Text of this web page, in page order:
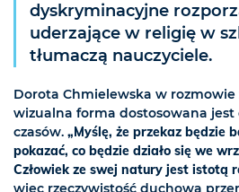
dyskryminacyjne
uderzające w religię w
tłumaczą nauczyciele.
Dorota Chmielewska w rozmowie
wizualna forma dostosowana jest
czasów. „Myślę, że przekaz będzie
pokazać, co będzie działo się we
Człowiek ze swej natury jest istotą
więc rzeczywistość duchowa